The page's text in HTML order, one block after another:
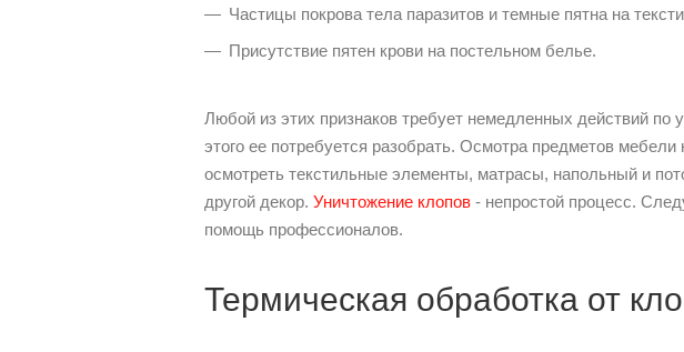
Частицы покрова тела паразитов и темные пятна на
Присутствие пятен крови на постельном белье.
Любой из этих признаков требует немедленных действий
этого ее потребуется разобрать. Осмотра предметов
осмотреть текстильные элементы, матрасы, напольный и
другой декор. Уничтожение клопов - непростой процесс.
помощь профессионалов.
Термическая обработка от